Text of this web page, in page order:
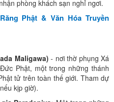
phòng khách sạn nghỉ ngơi.
Phật & Văn Hóa Truyền
Maligawa) - nơi thờ phụng Xá
Phật, một trong những thánh
tử trên toàn thế giới. Tham dự
kịp giờ).